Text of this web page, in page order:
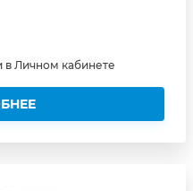
в Личном кабинете